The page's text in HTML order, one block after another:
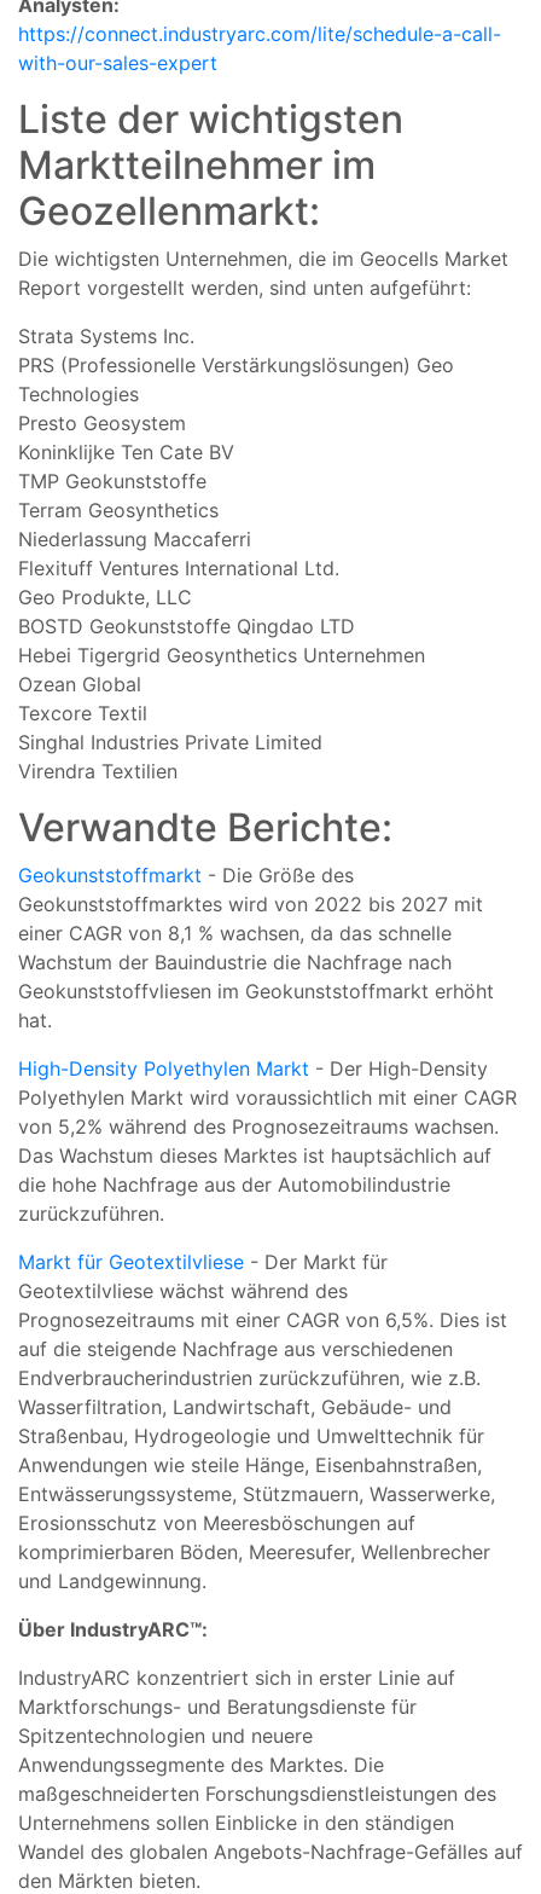
https://connect.industryarc.com/lite/schedule-a-call-
with-our-sales-expert
Liste der wichtigsten
Marktteilnehmer im
Geozellenmarkt:
Die wichtigsten Unternehmen, die im Geocells Market
Report vorgestellt werden, sind unten aufgeführt:
Strata Systems Inc.
PRS (Professionelle Verstärkungslösungen) Geo
Technologies
Presto Geosystem
Koninklijke Ten Cate BV
TMP Geokunststoffe
Terram Geosynthetics
Niederlassung Maccaferri
Flexituff Ventures International Ltd.
Geo Produkte, LLC
BOSTD Geokunststoffe Qingdao LTD
Hebei Tigergrid Geosynthetics Unternehmen
Ozean Global
Texcore Textil
Singhal Industries Private Limited
Virendra Textilien
Verwandte Berichte:
Geokunststoffmarkt - Die Größe des
Geokunststoffmarktes wird von 2022 bis 2027 mit
einer CAGR von 8,1 % wachsen, da das schnelle
Wachstum der Bauindustrie die Nachfrage nach
Geokunststoffvliesen im Geokunststoffmarkt erhöht
hat.
High-Density Polyethylen Markt - Der High-Density
Polyethylen Markt wird voraussichtlich mit einer CAGR
von 5,2% während des Prognosezeitraums wachsen.
Das Wachstum dieses Marktes ist hauptsächlich auf
die hohe Nachfrage aus der Automobilindustrie
zurückzuführen.
Markt für Geotextilvliese - Der Markt für
Geotextilvliese wächst während des
Prognosezeitraums mit einer CAGR von 6,5%. Dies ist
auf die steigende Nachfrage aus verschiedenen
Endverbraucherindustrien zurückzuführen, wie z.B.
Wasserfiltration, Landwirtschaft, Gebäude- und
Straßenbau, Hydrogeologie und Umwelttechnik für
Anwendungen wie steile Hänge, Eisenbahnstraßen,
Entwässerungssysteme, Stützmauern, Wasserwerke,
Erosionsschutz von Meeresböschungen auf
komprimierbaren Böden, Meeresufer, Wellenbrecher
und Landgewinnung.
Über IndustryARC™:
IndustryARC konzentriert sich in erster Linie auf
Marktforschungs- und Beratungsdienste für
Spitzentechnologien und neuere
Anwendungssegmente des Marktes. Die
maßgeschneiderten Forschungsdienstleistungen des
Unternehmens sollen Einblicke in den ständigen
Wandel des globalen Angebots-Nachfrage-Gefälles auf
den Märkten bieten.